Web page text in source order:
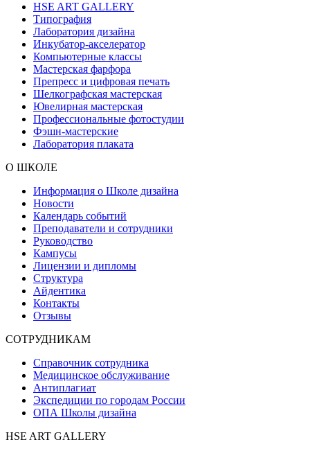
HSE ART GALLERY
Типография
Лаборатория дизайна
Инкубатор-акселератор
Компьютерные классы
Мастерская фарфора
Препресс и цифровая печать
Шелкографская мастерская
Ювелирная мастерская
Профессиональные фотостудии
Фэшн-мастерские
Лаборатория плаката
О ШКОЛЕ
Информация о Школе дизайна
Новости
Календарь событий
Преподаватели и сотрудники
Руководство
Кампусы
Лицензии и дипломы
Структура
Айдентика
Контакты
Отзывы
СОТРУДНИКАМ
Справочник сотрудника
Медицинское обслуживание
Антиплагиат
Экспедиции по городам России
ОПА Школы дизайна
HSE ART GALLERY